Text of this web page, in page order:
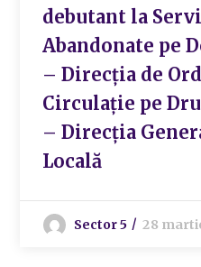
debutant la
Abandonate pe
– Direcția de
Circulație pe
– Direcția
Locală
Sector 5 28